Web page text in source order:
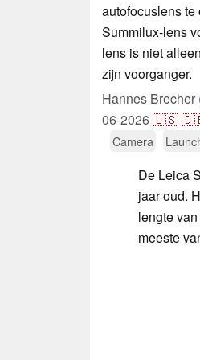
autofocuslens
Summilux-lens
lens is niet
zijn voorganger.
Hannes Brecher
06-2026🇺🇸
Camera
De Leica
jaar oud.
lengte
meeste